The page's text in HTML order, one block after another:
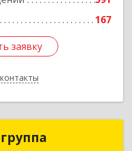
167
заявку
заявку
группа